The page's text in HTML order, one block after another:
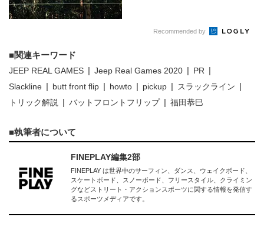
Recommended by
関連キーワード
JEEP REAL GAMES Jeep Real Games 2020
PR
Slackline
butt front flip howto pickup
スラックライン
トリック解説
バットフロントフリップ 福田恭巳
執筆者について
FINEPLAY編集2部
FINEPLAY は世界中のサーフィン、ダンス、ウェイクボード、
スケートボード、スノーボード、フリースタイル、クライミン
グなどストリート・アクションスポーツに関する情報を発信す
るスポーツメディアです。